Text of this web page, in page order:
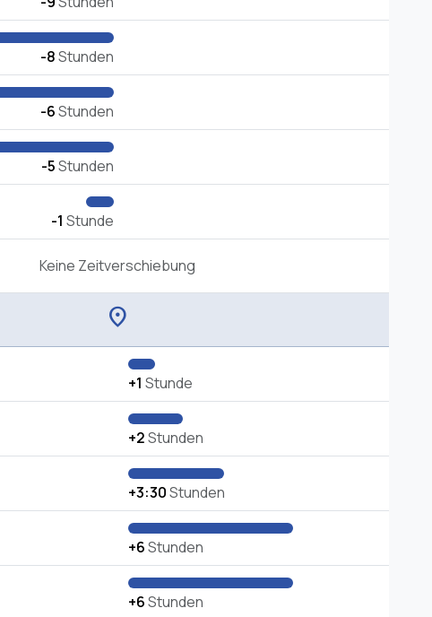
-8Stunden
-6Stunden
-5Stunden
-1 Stunde
Keine Zeitverschiebung
location_on
+1 Stunde
+2Stunden
+3:30Stunden
+6Stunden
+6Stunden